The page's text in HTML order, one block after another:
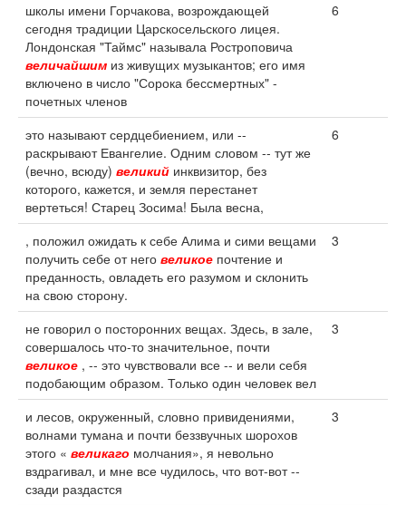
школы имени Горчакова, возрождающей
сегодня традиции Царскосельского лицея.
Лондонская "Таймс" называла Ростроповича
величайшим из живущих музыкантов; его имя
включено в число "Сорока бессмертных" -
почетных членов
6
это называют сердцебиением, или --
раскрывают Евангелие. Одним словом -- тут же
(вечно, всюду) великий инквизитор, без
которого, кажется, и земля перестанет
вертеться! Старец Зосима! Была весна,
6
, положил ожидать к себе Алима и сими вещами
получить себе от него великое почтение и
преданность, овладеть его разумом и склонить
на свою сторону.
3
не говорил о посторонних вещах. Здесь, в зале,
совершалось что-то значительное, почти
великое , -- это чувствовали все -- и вели себя
подобающим образом. Только один человек вел
3
и лесов, окруженный, словно привидениями,
волнами тумана и почти беззвучных шорохов
этого « великаго молчания», я невольно
вздрагивал, и мне все чудилось, что вот-вот --
сзади раздастся
3